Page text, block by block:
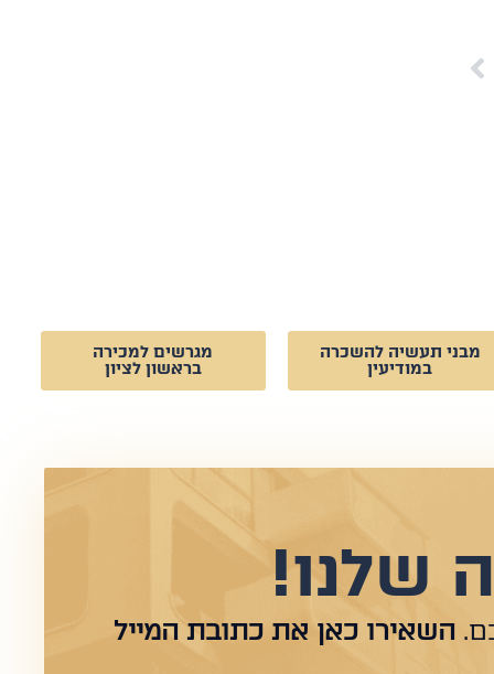
מבני תעשיה להשכרה
במודיעין
מגרשים למכירה
בראשון לציון
שלנו!
השאירו כאן את כתובת המייל